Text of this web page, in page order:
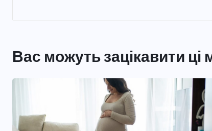
Вас можуть зацікавити ці